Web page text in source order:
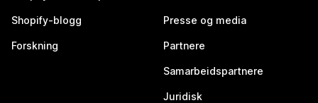
Shopify-blogg
Forskning
Presse og media
Partnere
Samarbeidspartnere
Juridisk